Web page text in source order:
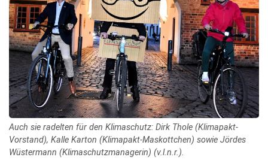
Auch sie radelten für den Klimaschutz: Dirk Thole (Klimapakt-
Vorstand), Kalle Karton (Klimapakt-Maskottchen) sowie Jördes
Wüstermann (Klimaschutzmanagerin) (v.l.n.r.).